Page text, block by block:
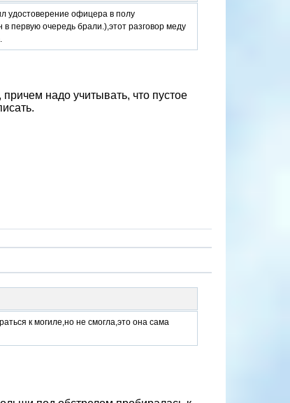
удостоверение офицера в полу
первую очередь брали.),этот разговор меду
надо учитывать, что пустое
к могиле,но не смогла,это она сама